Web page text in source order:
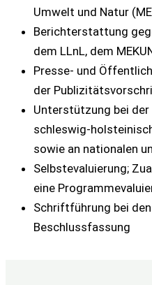
Umwelt und Natur
Berichterstattung
dem LLnL, dem
Presse- und
der
Unterstützung bei
schleswig-
sowie an nationalen
Selbstevaluierung;
eine
Schriftführung bei
Beschlussfassung